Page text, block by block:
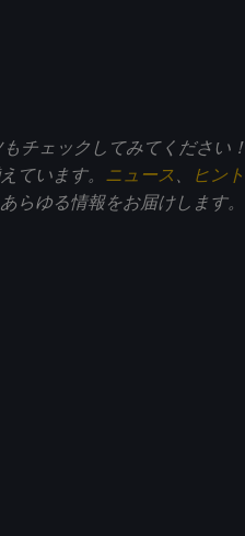
チェックしてみてください！
ています。 ニュース
ヒント
らゆる情報をお届けします。